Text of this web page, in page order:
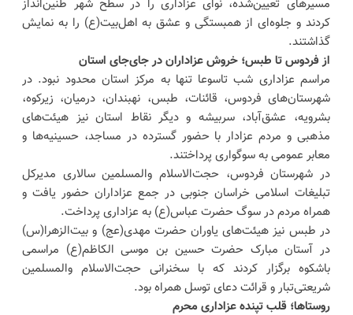
مسیرهای تعیین‌شده، نوای عزاداری را در سطح شهر طنین‌انداز
کردند و جلوه‌ای از همبستگی و عشق به اهل‌بیت(ع) را به نمایش
گذاشتند.
از فردوس تا طبس؛ خروش عزاداران در جای‌جای استان
مراسم عزاداری شب تاسوعا تنها به مرکز استان محدود نبود. در
شهرستان‌های فردوس، قائنات، طبس، نهبندان، درمیان، زیرکوه،
بشرویه، عشق‌آباد، سربیشه و دیگر نقاط استان نیز هیئت‌های
مذهبی و مردم عزادار با حضور گسترده در مساجد، حسینیه‌ها و
معابر عمومی به سوگواری پرداختند.
در شهرستان فردوس، حجت‌الاسلام والمسلمین سالاری مدیرکل
تبلیغات اسلامی خراسان جنوبی در جمع عزاداران حضور یافت و
همراه مردم در سوگ حضرت عباس(ع) به عزاداری پرداخت.
در طبس نیز هیئت‌های یاوران حضرت مهدی(عج) و بیت‌الزهرا(س)
در آستان مبارک حضرت حسین بن موسی الکاظم(ع) مراسمی
باشکوه برگزار کردند که با سخنرانی حجت‌الاسلام والمسلمین
شریعتی‌تبار و قرائت دعای توسل همراه بود.
روستاها؛ قلب تپنده عزاداری محرم